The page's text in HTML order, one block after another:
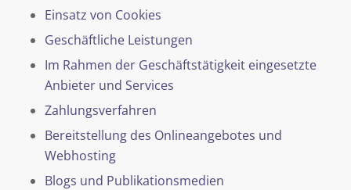
Einsatz von Cookies
Geschäftliche Leistungen
Im Rahmen der Geschäftstätigkeit eingesetzte
Anbieter und Services
Zahlungsverfahren
Bereitstellung des Onlineangebotes und
Webhosting
Blogs und Publikationsmedien